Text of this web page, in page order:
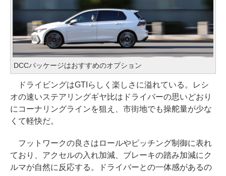
DCCパッケージはおすすめのオプション
ドライビングはGTIらしく楽しさに溢れている。レシ
オの速いステアリングギヤ比はドライバーの思いどおり
にコーナリングラインを狙え、市街地でも操舵量が少な
くて軽快だ。
フットワークの良さはロールやピッチング制御に表れ
ており、アクセルの入れ加減、ブレーキの踏み加減にク
ルマが自然に反応する。ドライバーとの一体感があるの